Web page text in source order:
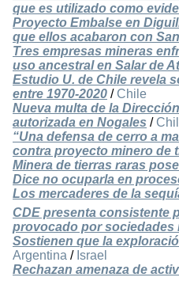
que es utilizado como
Proyecto Embalse en
que ellos acabaron con
Tres empresas mineras
uso ancestral en Salar de
Estudio U. de Chile revela
entre 1970-2020 / Chile
Nueva multa de la
autorizada en Nogales /
“Una defensa de cerro a
contra proyecto minero de
Minera de tierras raras
Dice no ocuparla en
Los mercaderes de la
CDE presenta consistente
provocado por sociedades
Sostienen que la
Argentina / Israel
Rechazan amenaza de